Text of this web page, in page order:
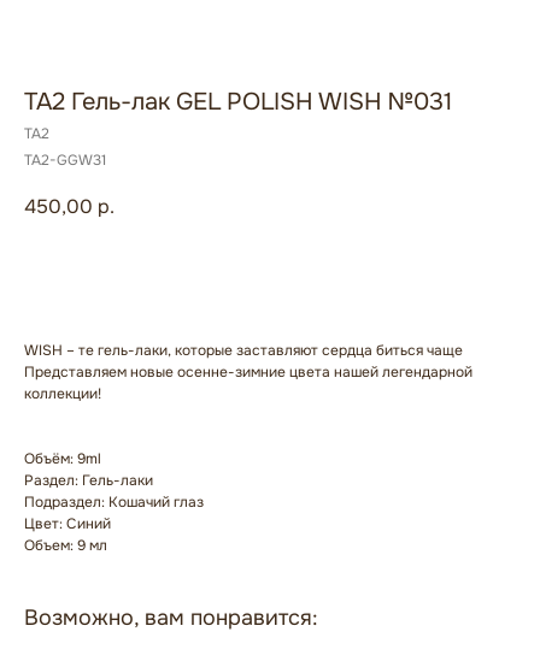
TA2 Гель-лак GEL POLISH WISH №031
TA2
TA2-GGW31
450,00 р.
WISH – те гель-лаки, которые заставляют сердца биться чаще
Представляем новые осенне-зимние цвета нашей легендарной
коллекции!
Объём: 9ml
Раздел: Гель-лаки
Подраздел: Кошачий глаз
Цвет: Синий
Объем: 9 мл
Возможно, вам понравится:
КОНТАКТЫ
КАТАЛОГ ДОСТАВКА
КОНТАКТЫ
ГЛАВНАЯ